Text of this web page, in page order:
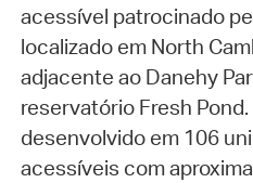
acessível patrocinado
localizado em North
adjacente ao Danehy
reservatório Fresh
desenvolvido em 106
acessíveis com